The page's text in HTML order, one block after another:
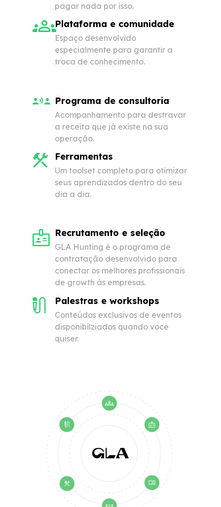
pagar nada por isso.
Plataforma e comunidade
Espaço desenvolvido
especialmente para garantir a
troca de conhecimento.
Programa de consultoria
Acompanhamento para destravar
a receita que já existe na sua
operação.
Ferramentas
Um toolset completo para otimizar
seus aprendizados dentro do seu
dia a dia.
Recrutamento e seleção
GLA Hunting é o programa de
contratação desenvolvido para
conectar os melhores profissionais
de growth às empresas.
Palestras e workshops
Conteúdos exclusivos de eventos
disponibilziados quando você
quiser.